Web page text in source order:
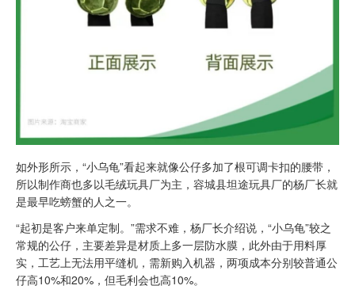
如外形所示，“小乌龟”看起来就像公仔多加了根可调卡扣的腰带，
所以制作商也多以毛绒玩具厂为主，容城县坦途玩具厂的杨厂长就
是最早吃螃蟹的人之一。
“起初是客户来单定制。”需求不难，杨厂长介绍说，“小乌龟”较之
常规的公仔，主要差异是材质上多一层防水膜，此外由于用料厚
实，工艺上无法用平缝机，需新购入机器，两项成本分别较普通公
仔高10%和20%，但毛利会也高10%。